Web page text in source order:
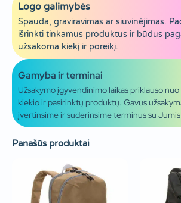
Logo galimybės
Spauda, graviravimas ar siuvinėjimas.
išrinkti tinkamus produktus ir būdus
užsakoma kiekį ir poreikį.
Gamyba ir terminai
Užsakymo įgyvendinimo laikas priklauso nuo
kiekio ir pasirinktų produktų. Gavus
įvertinsime ir suderinsime terminus su
Panašūs produktai